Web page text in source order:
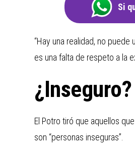
Si
“Hay una realidad, no
es una falta de respeto a la
¿Inseguro?
El Potro tiró que aquellos
son “personas inseguras”.